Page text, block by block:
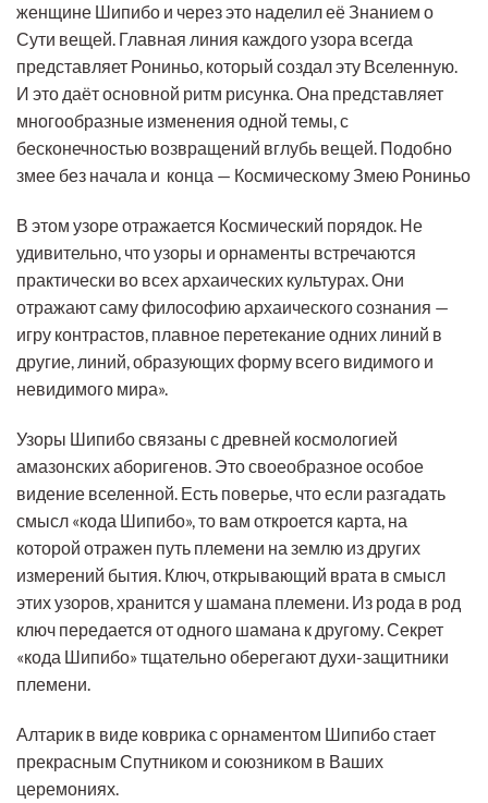
женщине Шипибо и через это наделил её Знанием о
Сути вещей. Главная линия каждого узора всегда
представляет Рониньо, который создал эту Вселенную.
И это даёт основной ритм рисунка. Она представляет
многообразные изменения одной темы, с
бесконечностью возвращений вглубь вещей. Подобно
змее без начала и конца — Космическому Змею Рониньо
В этом узоре отражается Космический порядок. Не
удивительно, что узоры и орнаменты встречаются
практически во всех архаических культурах. Они
отражают саму философию архаического сознания —
игру контрастов, плавное перетекание одних линий в
другие, линий, образующих форму всего видимого и
невидимого мира».
Узоры Шипибо связаны с древней космологией
амазонских аборигенов. Это своеобразное особое
видение вселенной. Есть поверье, что если разгадать
смысл «кода Шипибо», то вам откроется карта, на
которой отражен путь племени на землю из других
измерений бытия. Ключ, открывающий врата в смысл
этих узоров, хранится у шамана племени. Из рода в род
ключ передается от одного шамана к другому. Секрет
«кода Шипибо» тщательно оберегают духи-защитники
племени.
Алтарик в виде коврика с орнаментом Шипибо стает
прекрасным Спутником и союзником в Ваших
церемониях.